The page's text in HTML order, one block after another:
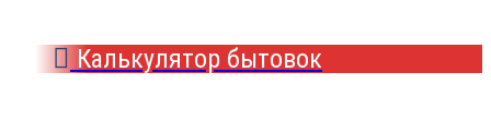
Калькулятор бытовок